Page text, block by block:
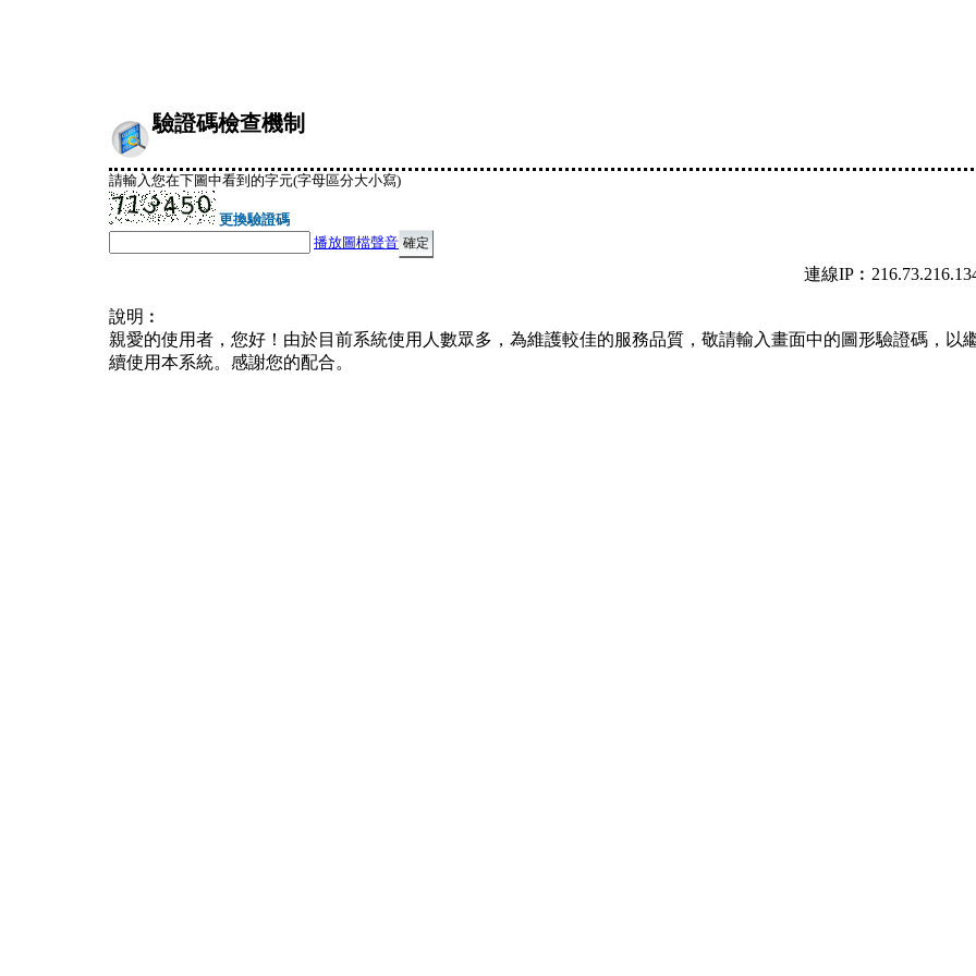
驗證碼檢查機制
請輸入您在下圖中看到的字元(字母區分大小寫)
更換驗證碼
播放圖檔聲音
連線
說明︰
親愛的使用者，您好！由於目前系統使用人數眾多，為維護較佳的服務品質，敬請輸入畫面中的圖形驗證碼，以
續使用本系統。感謝您的配合。